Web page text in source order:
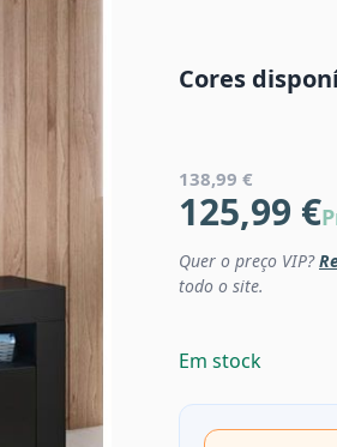
Cores
138,99 €
125,99 €
Quer o preço VIP?
todo o site.
Em stock